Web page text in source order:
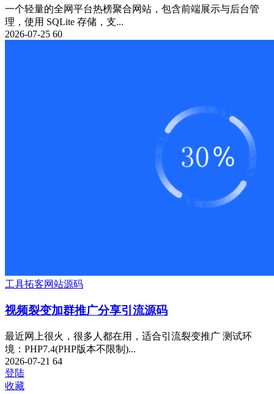
一个轻量的全网平台热榜聚合网站，包含前端展示与后台管
理，使用 SQLite 存储，支...
2026-07-25 60
工具拓客网站源码
视频裂变加群推广分享引流源码
最近网上很火，很多人都在用，适合引流裂变推广 测试环
境：PHP7.4(PHP版本不限制)...
2026-07-21 64
登陆
收藏